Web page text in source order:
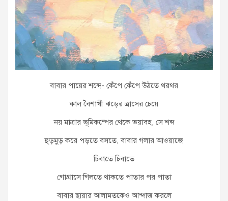
বাবার পায়ের শব্দে- কেঁপে কেঁপে উঠতে থরথর
কাল বৈশাখী ঝড়ের ত্রাসের চেয়ে
নয় মাত্রার ভূমিকম্পের থেকে ভয়াবহ, সে শব্দ
হুড়মুড় করে পড়তে বসতে, বাবার গলার আওয়াজে
চিবাতে চিবাতে
গোগ্রাসে গিলতে থাকতে পাতার পর পাতা
বাবার ছায়ার আলামতকেও আন্দাজ করলে